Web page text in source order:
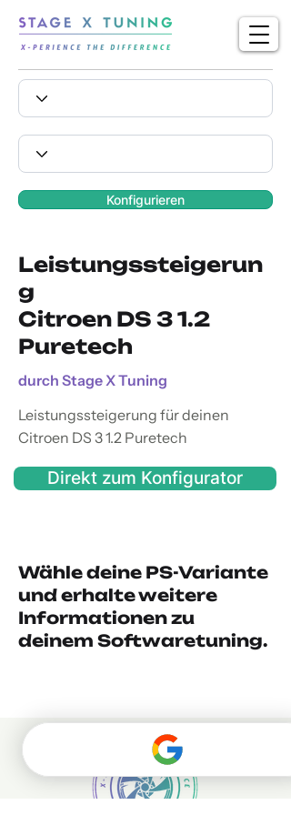
Konfigurieren
Leistungssteigerun
g
Citroen DS 3 1.2
Puretech
durch Stage X Tuning
Leistungssteigerung für deinen
Citroen DS 3 1.2 Puretech
Direkt zum Konfigurator
Wähle deine PS-Variante
und erhalte weitere
Informationen zu
deinem Softwaretuning.